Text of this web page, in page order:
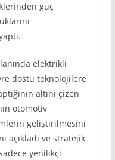
güç
elektrikli
dostu teknolojilere
altını çizen
otomotiv
geliştirilmesini
açıkladı ve stratejik
yenilikçi